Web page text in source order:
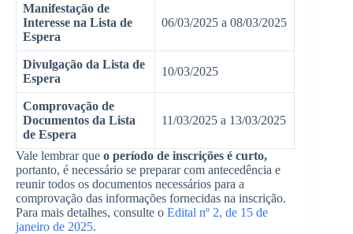
Manifestação de
Interesse na Lista de
Espera
06/03/2025 a 08/03/2025
Divulgação da Lista de
Espera
10/03/2025
Comprovação de
Documentos da Lista
de Espera
11/03/2025 a 13/03/2025
Vale lembrar que o período de inscrições é curto,
portanto, é necessário se preparar com antecedência e
reunir todos os documentos necessários para a
comprovação das informações fornecidas na inscrição.
Para mais detalhes, consulte o Edital nº 2, de 15 de
janeiro de 2025.